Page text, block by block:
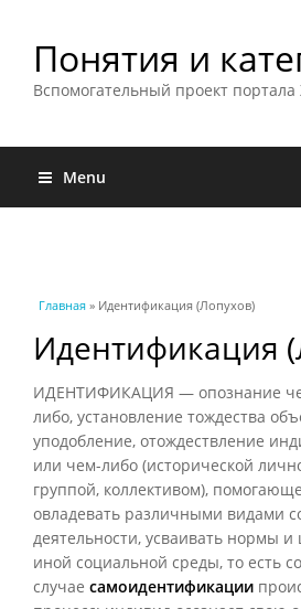
Понятия и
Вспомогательный проект
Menu
Вы здесь
Главная » Идентификация (Лопухов)
Идентификация
ИДЕНТИФИКАЦИЯ — опознание
либо, установление тождества
уподобление, отождествление
или чем-либо (исторической
группой, коллективом),
овладевать различными видами
деятельности, усваивать нормы и
иной социальной среды, то есть
случае самоидентификации